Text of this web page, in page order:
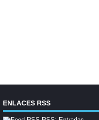
ENLACES RSS